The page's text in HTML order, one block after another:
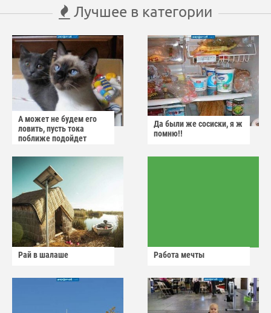
Лучшее в категории
А может не будем его
ловить, пусть тока
поближе подойдет
Да были же сосиски, я ж
помню!!
Рай в шалаше Работа мечты